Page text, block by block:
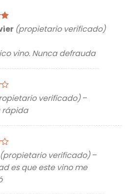
(propietario verificado)
vino. Nunca defrauda
verificado) –
rápida
(propietario verificado) –
es que este vino me